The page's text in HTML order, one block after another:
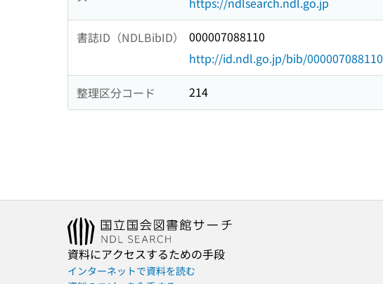
書誌ID（NDLBibID）
000007088110
http://id.ndl.go.jp/bib/000007088110
整理区分コード 214
資料にアクセスするための手段
インターネットで資料を読む